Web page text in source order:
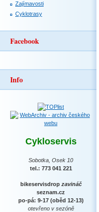
Zajímavosti
Cyklotrasy
Facebook
Info
Cykloservis
Sobotka, Osek 10
tel.: 773 041 221
bikeservisdrop zavináč
seznam.cz
po-pá: 9-17 (oběd 12-13)
otevřeno v sezóně